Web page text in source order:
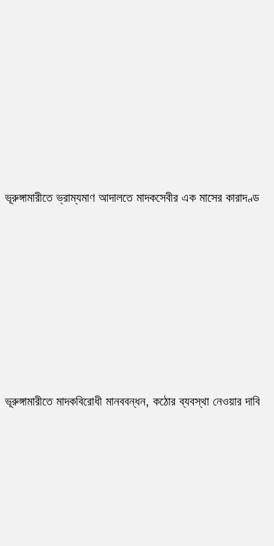
ভূরুঙ্গামারীতে ভ্রাম্যমাণ আদালতে মাদকসেবীর এক মাসের কারাদণ্ড
ভূরুঙ্গামারীতে মাদকবিরোধী মানববন্ধন, কঠোর ব্যবস্থা নেওয়ার দাবি